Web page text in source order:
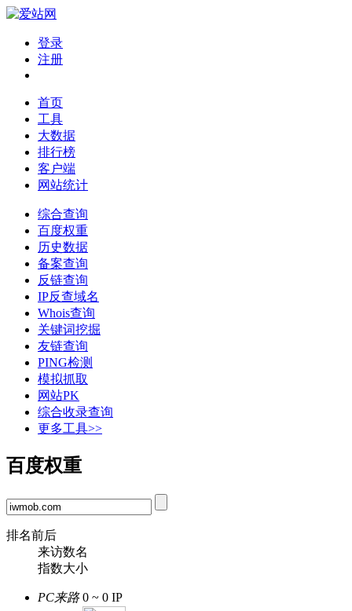
登录
注册
首页
工具
大数据
排行榜
客户端
网站统计
综合查询
百度权重
历史数据
备案查询
反链查询
IP反查域名
Whois查询
关键词挖掘
友链查询
PING检测
模拟抓取
网站PK
综合收录查询
更多工具>>
百度权重
排名前后
来访数名
指数大小
PC来路 0 ~ 0 IP